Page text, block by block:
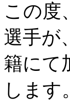
この度
選手が
籍にて
します。